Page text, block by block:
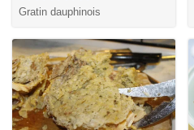
Gratin dauphinois